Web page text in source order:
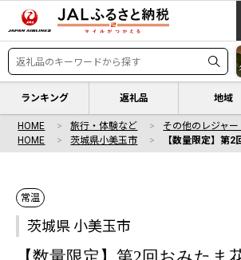
ランキング 返礼品 地域
HOME 旅行・体験など その他のレジャ
HOME
茨城県小美玉市 【数量限定】第
常温
茨城県 小美玉市